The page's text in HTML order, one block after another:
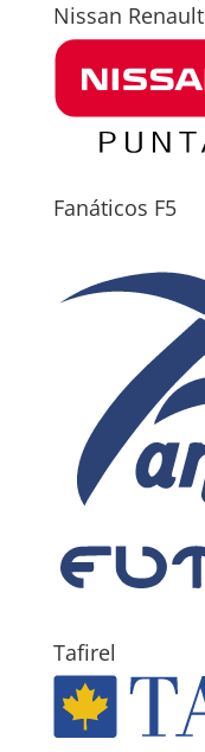
Nissan Renault
Fanáticos F5
Tafirel